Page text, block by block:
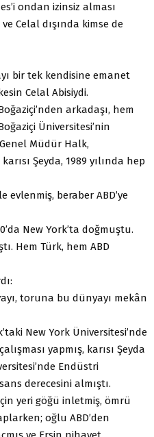
ondan izinsiz alması
Celal dışında kimse de
bir tek kendisine emanet
Celal Abisiydi.
arkadaşı, hem
Üniversitesi’nin
Müdür Halk,
Şeyda, 1989 yılında hep
evlenmiş, beraber ABD’ye
New York’ta doğmuştu.
Hem Türk, hem ABD
toruna bu dünyayı mekân
New York Üniversitesi’nde
yapmış, karısı Şeyda
Endüstri
derecesini almıştı.
için yeri göğü inletmiş, ömrü
oğlu ABD’den